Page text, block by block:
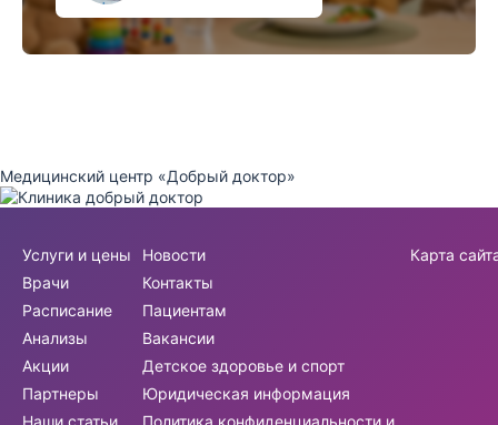
Медицинский центр «Добрый доктор»
Услуги и цены
Врачи
Расписание
Анализы
Акции
Партнеры
Наши статьи
Новости
Контакты
Пациентам
Вакансии
Детское здоровье и спорт
Юридическая информация
Политика конфиденциальности и
Карта